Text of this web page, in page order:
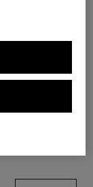
– Aydinlatir